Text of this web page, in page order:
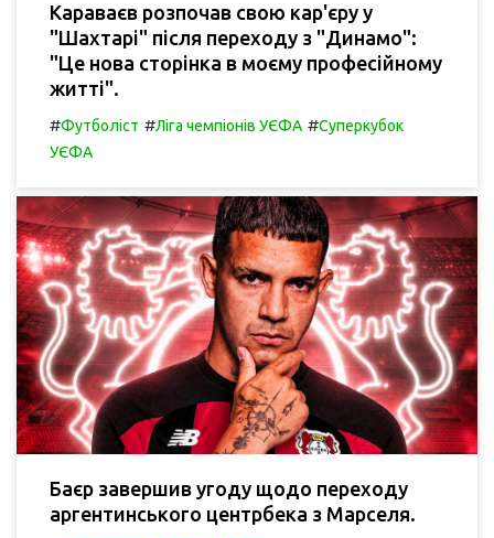
Караваєв розпочав свою кар'єру у
"Шахтарі" після переходу з "Динамо":
"Це нова сторінка в моєму професійному
житті".
#Футболіст #Ліга чемпіонів УЄФА #Суперкубок
УЄФА
Баєр завершив угоду щодо переходу
аргентинського центрбека з Марселя.